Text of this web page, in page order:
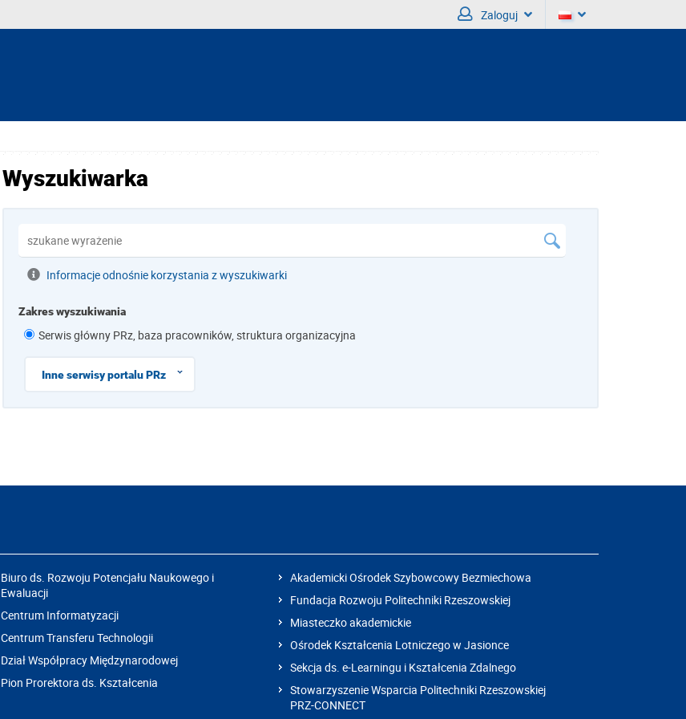
Zaloguj
Wyszukiwarka
Informacje odnośnie korzystania z wyszukiwarki
Zakres wyszukiwania
Serwis główny PRz, baza pracowników, struktura organizacyjna
Inne serwisy portalu PRz
Biuro ds. Rozwoju Potencjału Naukowego i
Ewaluacji
Centrum Informatyzacji
Centrum Transferu Technologii
Dział Współpracy Międzynarodowej
Pion Prorektora ds. Kształcenia
Akademicki Ośrodek Szybowcowy Bezmiechowa
Fundacja Rozwoju Politechniki Rzeszowskiej
Miasteczko akademickie
Ośrodek Kształcenia Lotniczego w Jasionce
Sekcja ds. e-Learningu i Kształcenia Zdalnego
Stowarzyszenie Wsparcia Politechniki Rzeszowskiej
PRZ-CONNECT